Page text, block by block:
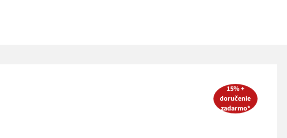
15% +
doručenie
zadarmo*